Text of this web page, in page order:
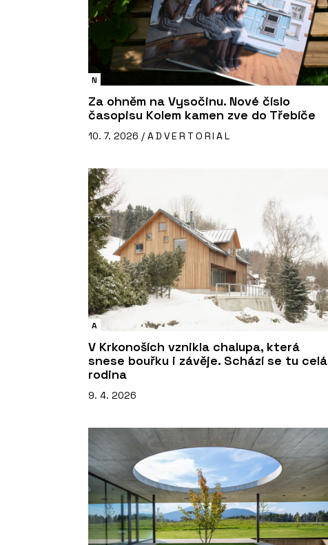
N
Za ohněm na Vysočinu. Nové číslo
časopisu Kolem kamen zve do Třebíče
10. 7. 2026 / ADVERTORIAL
A
V Krkonoších vznikla chalupa, která
snese bouřku i závěje. Schází se tu celá
rodina
9. 4. 2026